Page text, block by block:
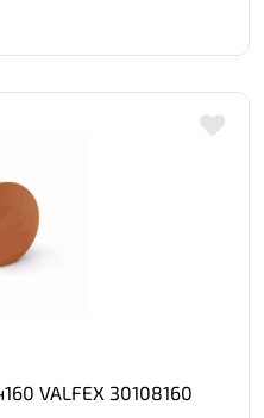
VALFEX 30108160